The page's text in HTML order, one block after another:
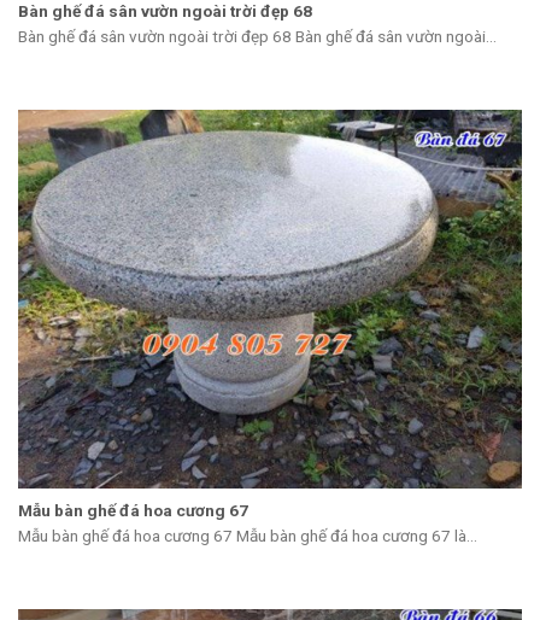
Bàn ghế đá sân vườn ngoài trời đẹp 68
Bàn ghế đá sân vườn ngoài trời đẹp 68 Bàn ghế đá sân vườn ngoài...
Mẫu bàn ghế đá hoa cương 67
Mẫu bàn ghế đá hoa cương 67 Mẫu bàn ghế đá hoa cương 67 là...